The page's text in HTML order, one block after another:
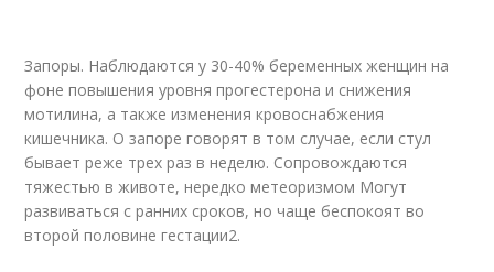
Запоры. Наблюдаются у 30-40% беременных женщин на
фоне повышения уровня прогестерона и снижения
мотилина, а также изменения кровоснабжения
кишечника. О запоре говорят в том случае, если стул
бывает реже трех раз в неделю. Сопровождаются
тяжестью в животе, нередко метеоризмом Могут
развиваться с ранних сроков, но чаще беспокоят во
второй половине гестации2.